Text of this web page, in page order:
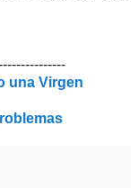
una Virgen